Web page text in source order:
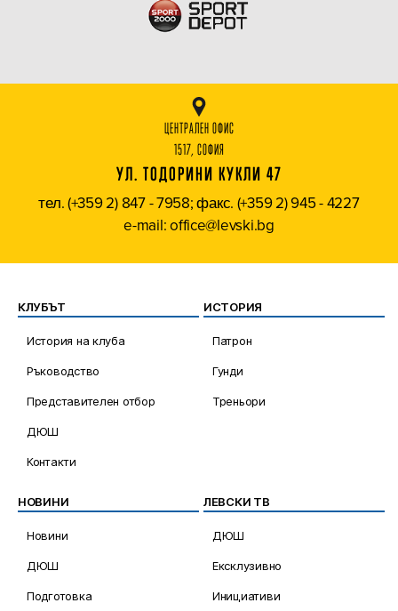
ЦЕНТРАЛЕН ОФИС
1517, СОФИЯ
УЛ. ТОДОРИНИ КУКЛИ 47
тел. (+359 2) 847 - 7958; факс. (+359 2) 945 - 4227
e-mail: office@levski.bg
КЛУБЪТ
История на клуба
Ръководство
Представителен отбор
ДЮШ
Контакти
ИСТОРИЯ
Патрон
Гунди
Треньори
НОВИНИ
Новини
ДЮШ
Подготовка
ЛЕВСКИ ТВ
ДЮШ
Ексклузивно
Инициативи